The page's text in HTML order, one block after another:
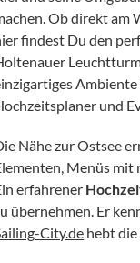
Ob direkt am
findest Du den
Ambiente
und
Nähe zur Ostsee
Menüs mit
erfahrener
übernehmen. Er
City.de hebt